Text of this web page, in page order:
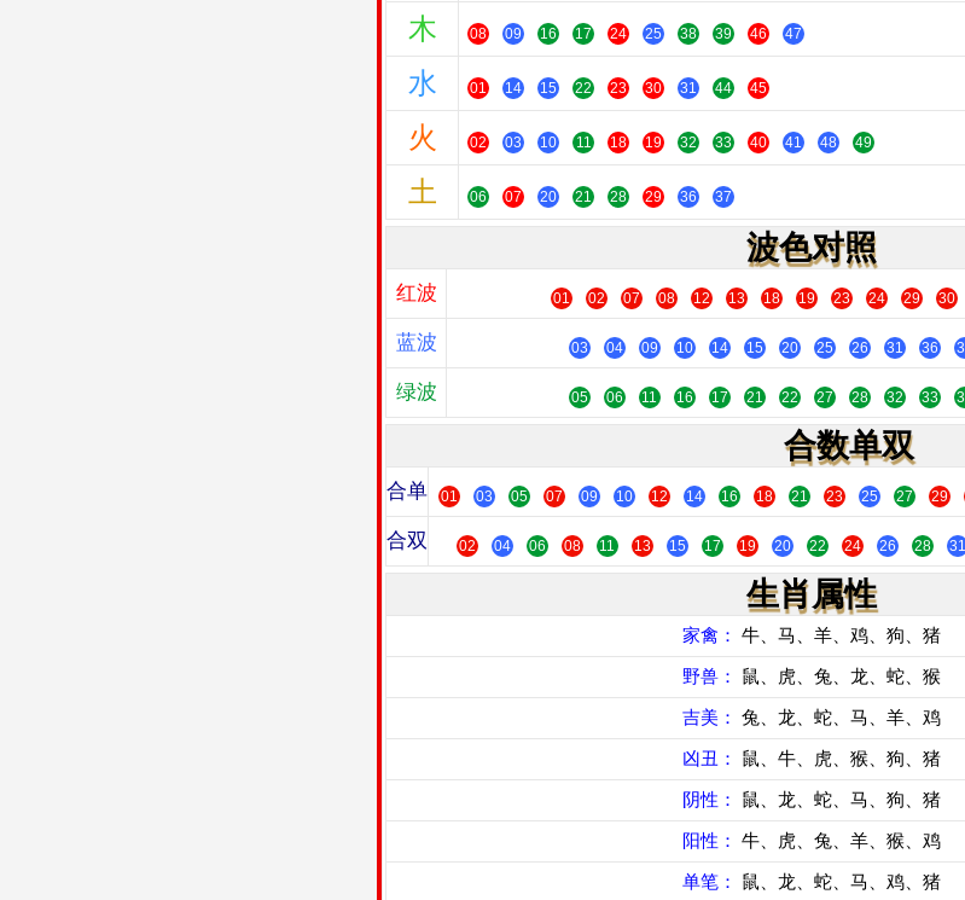
木 08 09 16 17 24 25 38 39 46 47
水 01 14 15 22 23 30 31 44 45
火 02 03 10 11 18 19 32 33 40 41 48 49
土 06 07 20 21 28 29 36 37
波色对照
红波 01 02 07 08 12 13 18 19 23 24 29 30
蓝波 03 04 09 10 14 15 20 25 26 31 36
绿波 05 06 11 16 17 21 22 27 28 32 33
合数单双
合单 01 03 05 07 09 10 12 14 16 18 21 23 25 27 29
合双 02 04 06 08 11 13 15 17 19 20 22 24 26 28 31
生肖属性
家禽： 牛、马、羊、鸡、狗、猪
野兽： 鼠、虎、兔、龙、蛇、猴
吉美： 兔、龙、蛇、马、羊、鸡
凶丑： 鼠、牛、虎、猴、狗、猪
阴性： 鼠、龙、蛇、马、狗、猪
阳性： 牛、虎、兔、羊、猴、鸡
单笔： 鼠、龙、蛇、马、鸡、猪